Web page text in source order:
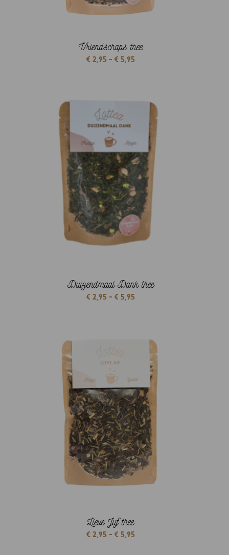
Vriendschaps thee
€ 2,95 - € 5,95Prijsklasse:
Duizendmaal Dank thee
€ 2,95 - € 5,95Prijsklasse:
Lieve Juf thee
€ 2,95 - € 5,95Prijsklasse: